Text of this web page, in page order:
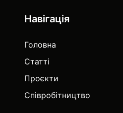
Навігація
Головна
Статті
Проєкти
Співробітництво